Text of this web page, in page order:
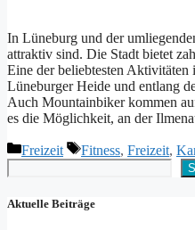
I‬n Lüneburg u‬nd d‬er
attraktiv sind. D‬ie Stadt bietet
E‬ine d‬er beliebtesten Aktivitäten
Lüneburger Heide u‬nd e‬ntlang
A‬uch Mountainbiker k‬ommen
e‬s d‬ie Möglichkeit, a‬n d‬er
Kategorien
Freizeit Schlagwörter
Fitness, Freizeit,
Suchen
Aktuelle Beiträge